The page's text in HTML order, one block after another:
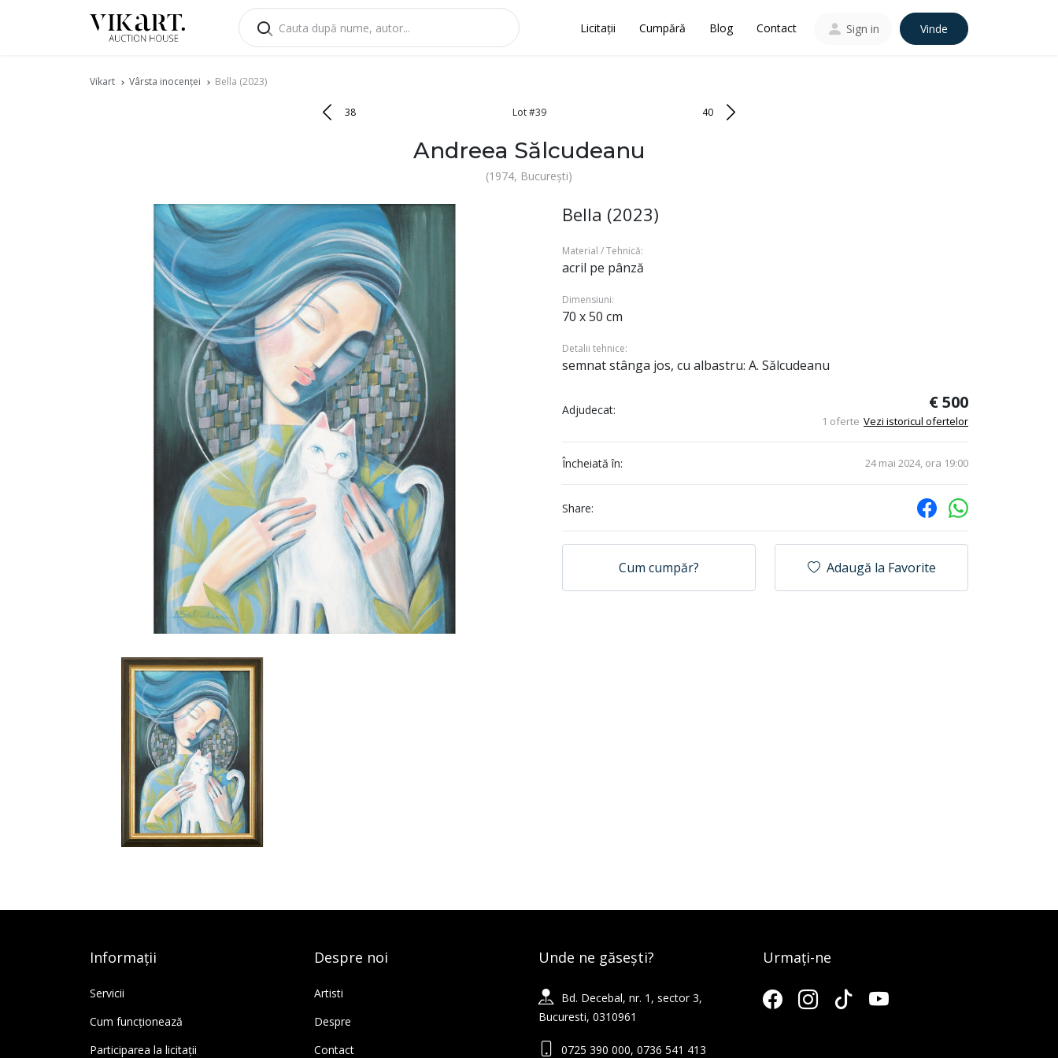
Licitații Cumpără Blog Contact Sign in Vinde
Vikart Vârsta inocenței Bella (2023)
38 Lot #39 40
Andreea Sălcudeanu
(1974, București)
Bella (2023)
Material / Tehnică:
acril pe pânză
Dimensiuni:
70 x 50 cm
Detalii tehnice:
semnat stânga jos, cu albastru: A. Sălcudeanu
Adjudecat: € 500
1 oferte Vezi istoricul ofertelor
Încheiată în: 24 mai 2024, ora 19:00
Share:
Cum cumpăr? Adaugă la Favorite
Informații
Servicii
Cum funcționează
Participarea la licitații
Despre noi
Artisti
Despre
Contact
Unde ne găsești?
Bd. Decebal, nr. 1, sector 3,
Bucuresti, 0310961
0725 390 000, 0736 541 413
Urmați-ne